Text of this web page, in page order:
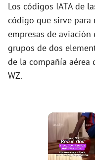
Los códigos IATA de
código que sirve para
empresas de
grupos de dos
de la compañía aérea
WZ.
×